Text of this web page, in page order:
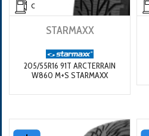
C
STARMAXX
205/55R16 91T ARCTERRAIN
W860 M+S STARMAXX